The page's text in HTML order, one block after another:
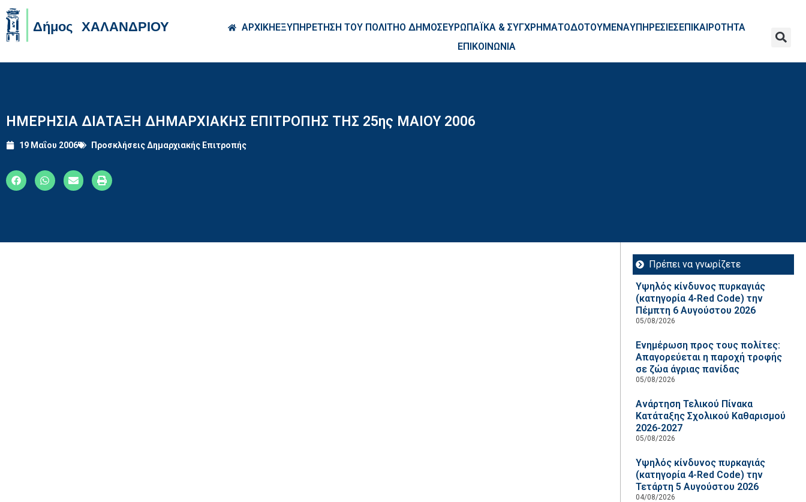
ΑΡΧΙΚΗΕΞΥΠΗΡΕΤΗΣΗ ΤΟΥ ΠΟΛΙΤΗΟ ΔΗΜΟΣΕΥΡΩΠΑΪΚΑ & ΣΥΓΧΡΗΜΑΤΟΔΟΤΟΥΜΕΝΑΥΠΗΡΕΣΙΕΣΕΠΙΚΑΙΡΟΤΗΤΑ
ΕΠΙΚΟΙΝΩΝΙΑ
ΗΜΕΡΗΣΙΑ ΔΙΑΤΑΞΗ ΔΗΜΑΡΧΙΑΚΗΣ ΕΠΙΤΡΟΠΗΣ ΤΗΣ 25ης ΜΑΙΟΥ 2006
19 Μαΐου 2006 Προσκλήσεις Δημαρχιακής Επιτροπής
Πρέπει να γνωρίζετε
Υψηλός κίνδυνος πυρκαγιάς
(κατηγορία 4-Red Code) την
Πέμπτη 6 Αυγούστου 2026
05/08/2026
Ενημέρωση προς τους πολίτες:
Απαγορεύεται η παροχή τροφής
σε ζώα άγριας πανίδας
05/08/2026
Ανάρτηση Τελικού Πίνακα
Κατάταξης Σχολικού Καθαρισμού
2026-2027
05/08/2026
Υψηλός κίνδυνος πυρκαγιάς
(κατηγορία 4-Red Code) την
Τετάρτη 5 Αυγούστου 2026
04/08/2026